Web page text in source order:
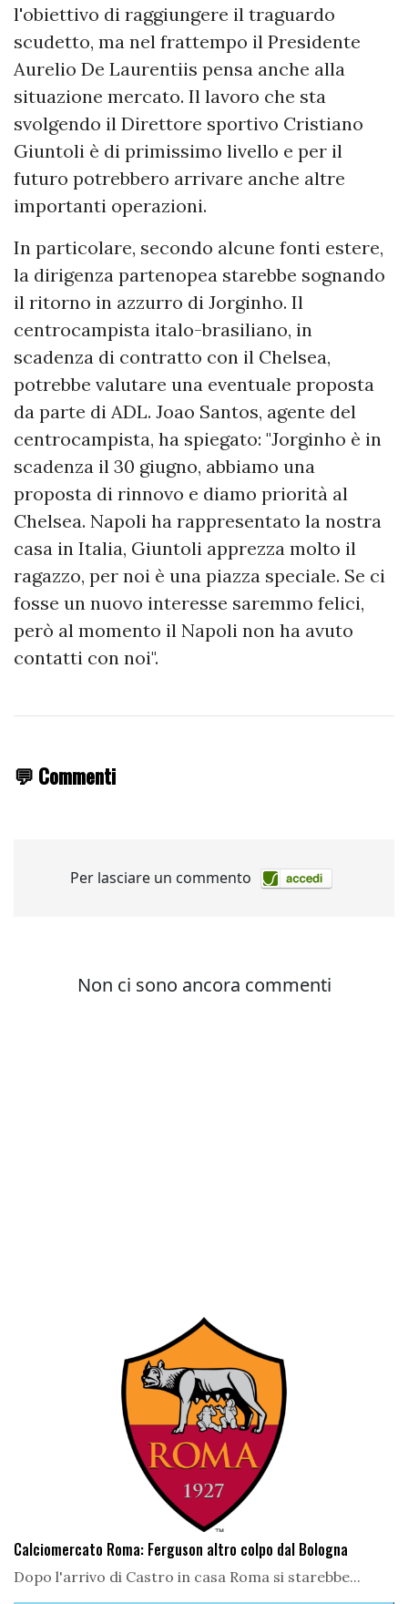
l'obiettivo di raggiungere il traguardo
scudetto, ma nel frattempo il Presidente
Aurelio De Laurentiis pensa anche alla
situazione mercato. Il lavoro che sta
svolgendo il Direttore sportivo Cristiano
Giuntoli è di primissimo livello e per il
futuro potrebbero arrivare anche altre
importanti operazioni.
In particolare, secondo alcune fonti estere,
la dirigenza partenopea starebbe sognando
il ritorno in azzurro di Jorginho. Il
centrocampista italo-brasiliano, in
scadenza di contratto con il Chelsea,
potrebbe valutare una eventuale proposta
da parte di ADL. Joao Santos, agente del
centrocampista, ha spiegato: "Jorginho è in
scadenza il 30 giugno, abbiamo una
proposta di rinnovo e diamo priorità al
Chelsea. Napoli ha rappresentato la nostra
casa in Italia, Giuntoli apprezza molto il
ragazzo, per noi è una piazza speciale. Se ci
fosse un nuovo interesse saremmo felici,
però al momento il Napoli non ha avuto
contatti con noi".
💬 Commenti
Calciomercato Roma: Ferguson altro colpo dal Bologna
Dopo l'arrivo di Castro in casa Roma si starebbe...